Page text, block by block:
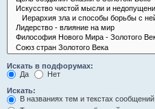
Искать в подфорумах:
Да
Нет
Искать:
В названиях тем и текстах сообщений